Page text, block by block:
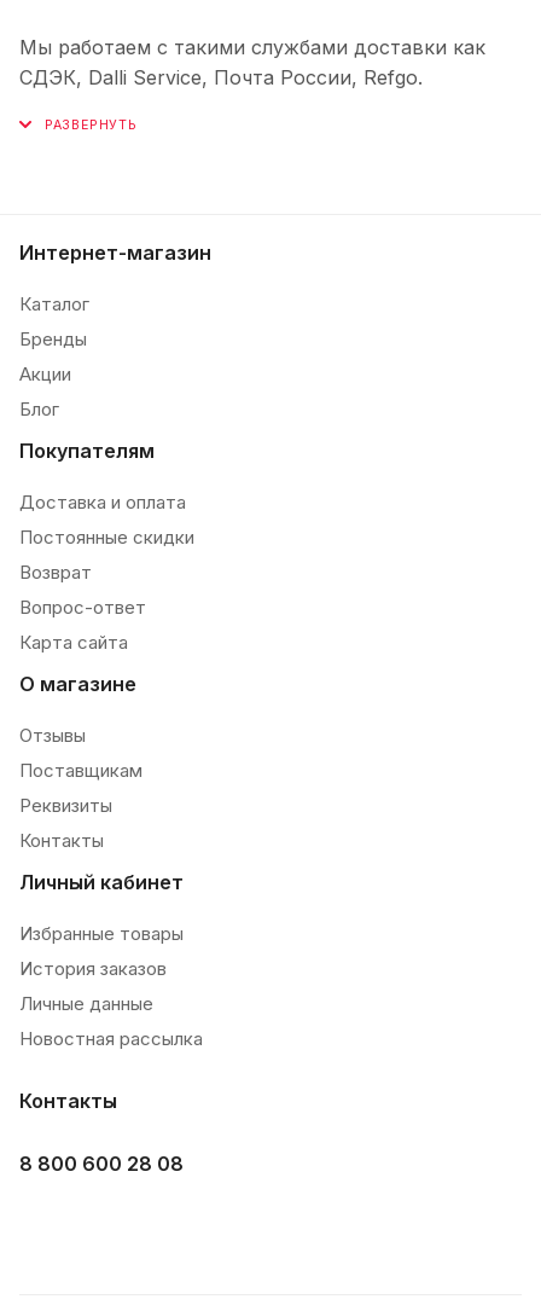
Мы работаем с такими службами доставки как
СДЭК, Dalli Service, Почта России, Refgo.
Интернет-магазин
Каталог
Бренды
Акции
Блог
Покупателям
Доставка и оплата
Постоянные скидки
Возврат
Вопрос-ответ
Карта сайта
О магазине
Отзывы
Поставщикам
Реквизиты
Контакты
Личный кабинет
Избранные товары
История заказов
Личные данные
Новостная рассылка
Контакты
8 800 600 28 08